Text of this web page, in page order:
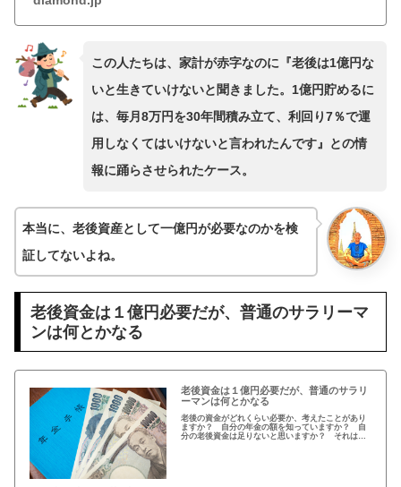
この人たちは、家計が赤字なのに『老後は1億円な
いと生きていけないと聞きました。1億円貯めるに
は、毎月8万円を30年間積み立て、利回り7％で運
用しなくてはいけないと言われたんです』との情
報に踊らさせられたケース。
本当に、老後資産として一億円が必要なのかを検
証してないよね。
老後資金は１億円必要だが、普通のサラリーマ
ンは何とかなる
老後資金は１億円必要だが、普通のサラリ
ーマンは何とかなる
老後の資金がどれくらい必要か、考えたことがあり
ますか？ 自分の年金の額を知っていますか？ 自
分の老後資金は足りないと思いますか？ それはな